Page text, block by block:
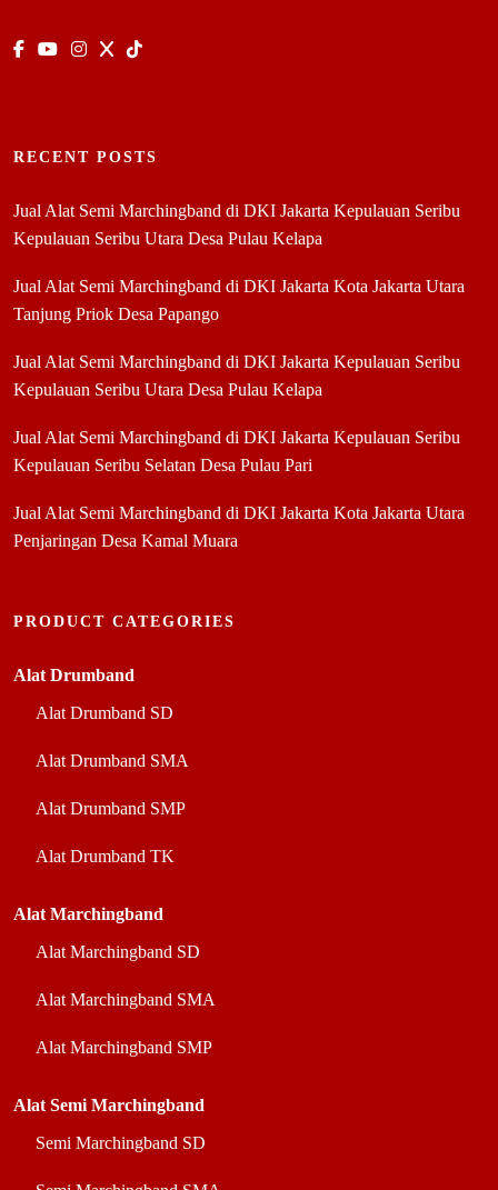
RECENT POSTS
Jual Alat Semi Marchingband di DKI Jakarta Kepulauan Seribu
Kepulauan Seribu Utara Desa Pulau Kelapa
Jual Alat Semi Marchingband di DKI Jakarta Kota Jakarta Utara
Tanjung Priok Desa Papango
Jual Alat Semi Marchingband di DKI Jakarta Kepulauan Seribu
Kepulauan Seribu Utara Desa Pulau Kelapa
Jual Alat Semi Marchingband di DKI Jakarta Kepulauan Seribu
Kepulauan Seribu Selatan Desa Pulau Pari
Jual Alat Semi Marchingband di DKI Jakarta Kota Jakarta Utara
Penjaringan Desa Kamal Muara
PRODUCT CATEGORIES
Alat Drumband
Alat Drumband SD
Alat Drumband SMA
Alat Drumband SMP
Alat Drumband TK
Alat Marchingband
Alat Marchingband SD
Alat Marchingband SMA
Alat Marchingband SMP
Alat Semi Marchingband
Semi Marchingband SD